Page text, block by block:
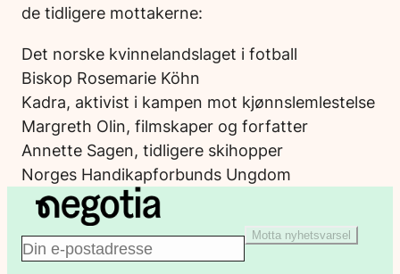
de tidligere mottakerne:
Det norske kvinnelandslaget i fotball
Biskop Rosemarie Köhn
Kadra, aktivist i kampen mot kjønnslemlestelse
Margreth Olin, filmskaper og forfatter
Annette Sagen, tidligere skihopper
Norges Handikapforbunds Ungdom
E
Motta nyhetsvarsel